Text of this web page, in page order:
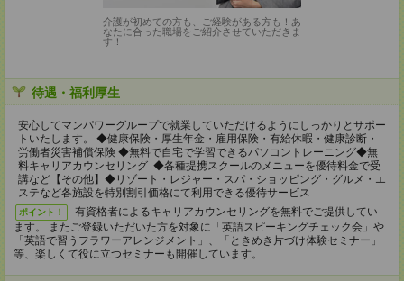
介護が初めての方も、ご経験がある方も！あ
なたに合った職場をご紹介させていただきま
す！
待遇・福利厚生
安心してマンパワーグループで就業していただけるようにしっかりとサポー
トいたします。 ◆健康保険・厚生年金・雇用保険・有給休暇・健康診断・
労働者災害補償保険 ◆無料で自宅で学習できるパソコントレーニング◆無
料キャリアカウンセリング ◆各種提携スクールのメニューを優待料金で受
講など【その他】◆リゾート・レジャー・スパ・ショッピング・グルメ・エ
ステなど各施設を特別割引価格にて利用できる優待サービス
ポイント！
有資格者によるキャリアカウンセリングを無料でご提供してい
ます。 またご登録いただいた方を対象に「英語スピーキングチェック会」や
「英語で習うフラワーアレンジメント」、「ときめき片づけ体験セミナー」
等、楽しくて役に立つセミナーも開催しています。